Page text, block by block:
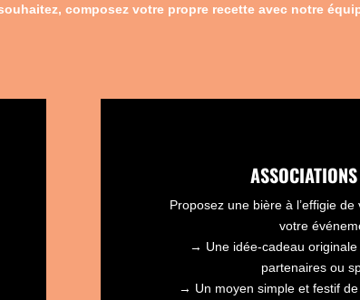
composez votre propre recette avec notre
Proposez une bière à l’effigie
votre
→ Une idée-cadeau originale
partenaires ou
→ Un moyen simple et festif